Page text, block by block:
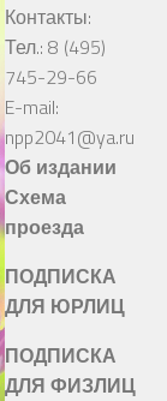
Контакты:
Тел.: 8 (495)
745-29-66
E-mail:
npp2041@ya.ru
Об издании
Схема
проезда
ПОДПИСКА
ДЛЯ ЮРЛИЦ
ПОДПИСКА
ДЛЯ ФИЗЛИЦ